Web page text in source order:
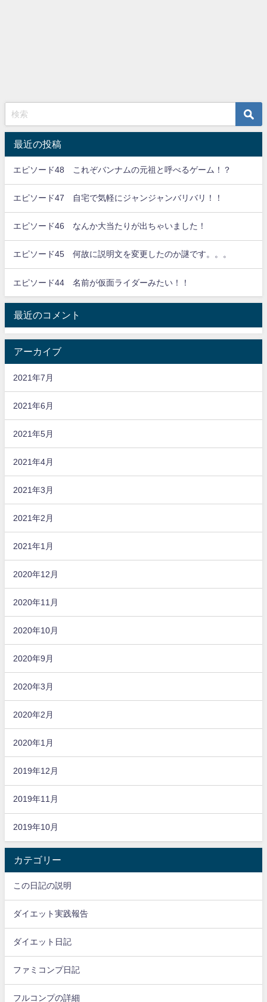
最近の投稿
エピソード48 これぞバンナムの元祖と呼べるゲーム！？
エピソード47 自宅で気軽にジャンジャンバリバリ！！
エピソード46 なんか大当たりが出ちゃいました！
エピソード45 何故に説明文を変更したのか謎です。。。
エピソード44 名前が仮面ライダーみたい！！
最近のコメント
アーカイブ
2021年7月
2021年6月
2021年5月
2021年4月
2021年3月
2021年2月
2021年1月
2020年12月
2020年11月
2020年10月
2020年9月
2020年3月
2020年2月
2020年1月
2019年12月
2019年11月
2019年10月
カテゴリー
この日記の説明
ダイエット実践報告
ダイエット日記
ファミコンプ日記
フルコンプの詳細